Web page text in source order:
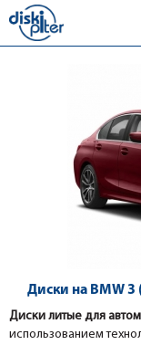
Диски на BMW 3
Диски литые для
использованием